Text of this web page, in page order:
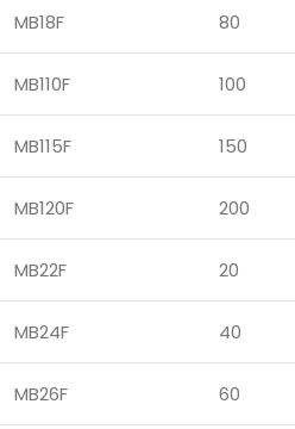
MB18F 80
MB110F 100
MB115F 150
MB120F 200
MB22F 20
MB24F 40
MB26F 60